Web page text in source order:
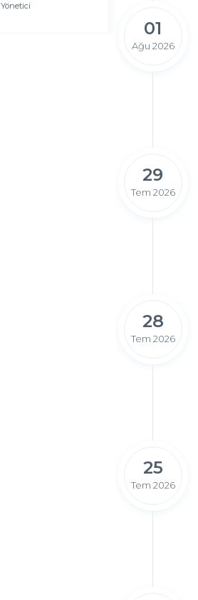
Yönetici
01
Ağu 2026
29
Tem 2026
28
Tem 2026
25
Tem 2026